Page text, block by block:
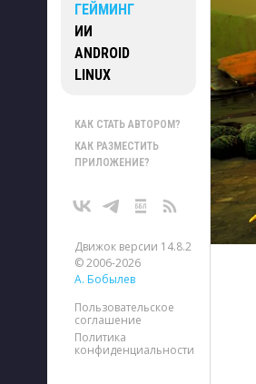
ГЕЙМИНГ
ИИ
ANDROID
LINUX
КАК СТАТЬ АВТОРОМ?
КАК РАЗМЕСТИТЬ
ПРИЛОЖЕНИЕ?
Движок версии 14.8.2
© 2006-2026
А. Бобылев
Пользовательское
соглашение
Политика
конфиденциальности